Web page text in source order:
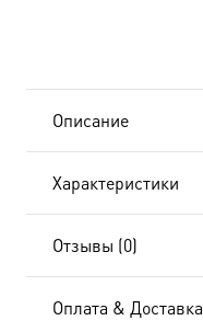
24х30
BK-
6973
Описание
Характеристики
Отзывы (0)
Оплата & Доставка